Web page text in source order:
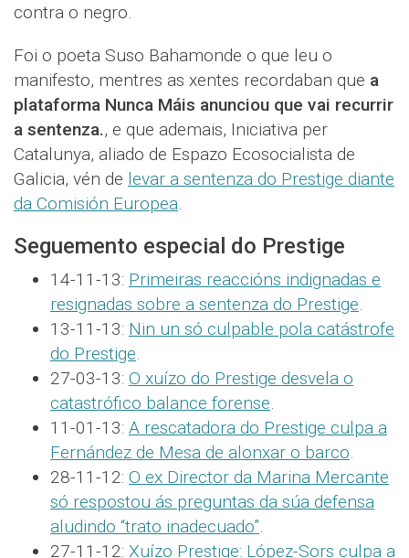
contra o negro.
Foi o poeta Suso Bahamonde o que leu o
manifesto, mentres as xentes recordaban que a
plataforma Nunca Máis anunciou que vai recurrir
a sentenza., e que ademais, Iniciativa per
Catalunya, aliado de Espazo Ecosocialista de
Galicia, vén de levar a sentenza do Prestige diante
da Comisión Europea.
Seguemento especial do Prestige
14-11-13: Primeiras reaccións indignadas e
resignadas sobre a sentenza do Prestige.
13-11-13: Nin un só culpable pola catástrofe
do Prestige.
27-03-13: O xuízo do Prestige desvela o
catastrófico balance forense.
11-01-13: A rescatadora do Prestige culpa a
Fernández de Mesa de alonxar o barco.
28-11-12: O ex Director da Marina Mercante
só respostou ás preguntas da súa defensa
aludindo “trato inadecuado”.
27-11-12: Xuízo Prestige: López-Sors culpa a